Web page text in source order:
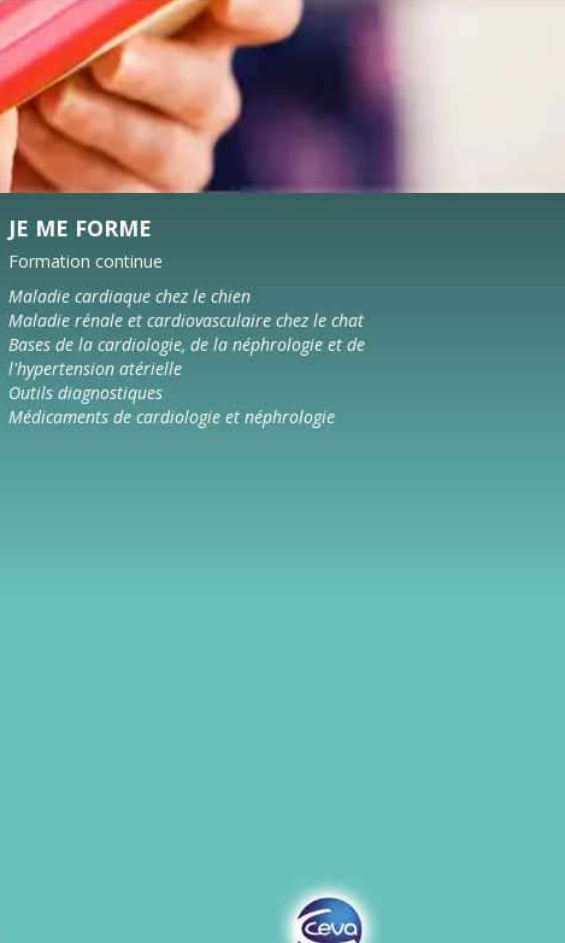
JE ME FORME
Formation continue
Maladie cardiaque chez le chien
Maladie rénale et cardiovasculaire chez le chat
Bases de la cardiologie, de la néphrologie et de
l'hypertension atérielle
Outils diagnostiques
Médicaments de cardiologie et néphrologie